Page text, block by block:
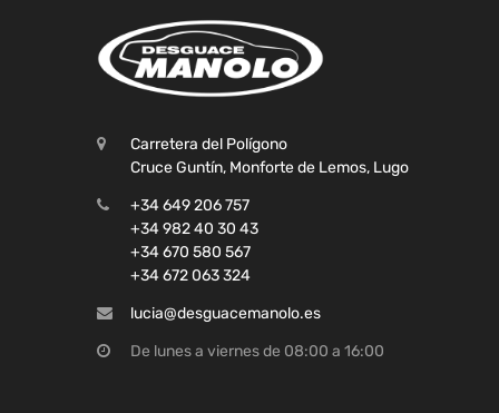
Carretera del Polígono
Cruce Guntín, Monforte de Lemos, Lugo
+34 649 206 757
+34 982 40 30 43
+34 670 580 567
+34 672 063 324
lucia@desguacemanolo.es
De lunes a viernes de 08:00 a 16:00